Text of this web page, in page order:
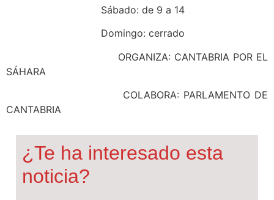
Sábado: de 9 a 14
Domingo: cerrado
ORGANIZA: CANTABRIA POR EL
SÁHARA
COLABORA: PARLAMENTO DE
CANTABRIA
¿Te ha interesado esta
noticia?